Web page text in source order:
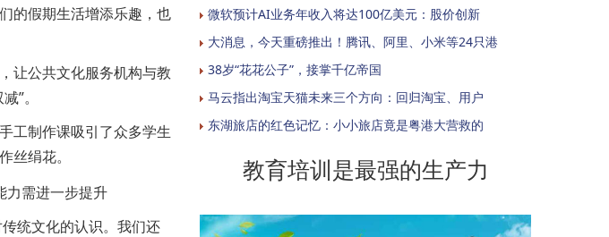
的假期生活增添乐趣，也
让公共文化服务机构与教
”。
工制作课吸引了众多学生
丝绢花。
统文化的认识。我们还
微软预计AI业务年收入将达100亿美元：股价创新
大消息，今天重磅推出！腾讯、阿里、小米等24只港
38岁“花花公子”，接掌千亿帝国
马云指出淘宝天猫未来三个方向：回归淘宝、用户
东湖旅店的红色记忆：小小旅店竟是粤港大营救的
教育培训是最强的生产力